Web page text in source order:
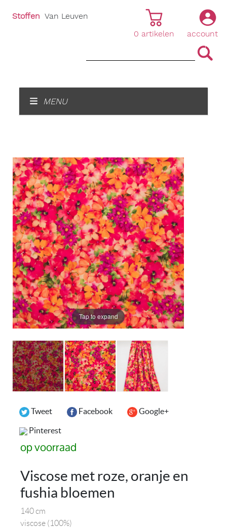
account
|
0 artikelen
Stoffen Van Leuven
MENU
Tap to expand
Tweet Facebook Google+
Pinterest
op voorraad
Viscose met roze, oranje en
fushia bloemen
140 cm
viscose (100%)